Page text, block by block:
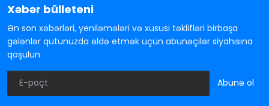
Xəbər bülleteni
Ən son xəbərləri, yeniləmələri və xüsusi təklifləri birbaşa
gələnlər qutunuzda əldə etmək üçün abunəçilər siyahısına
qoşulun
Abunə ol